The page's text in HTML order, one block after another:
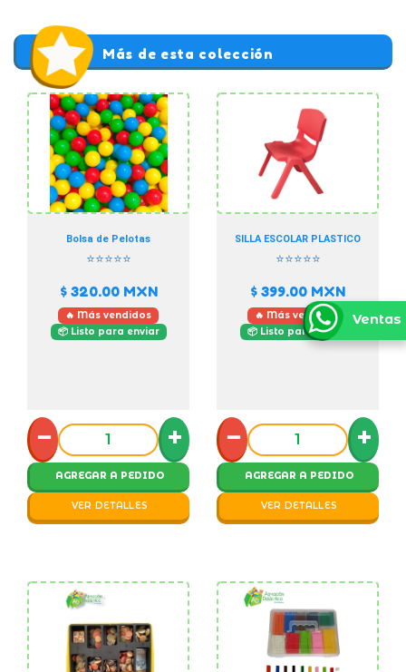
Más de esta colección
Bolsa de Pelotas
⭐⭐⭐⭐⭐
$ 320.00MXN
🔥 Más vendidos
📦 Listo para enviar
− +
AGREGAR A PEDIDO
VER DETALLES
SILLA ESCOLAR PLASTICO
⭐⭐⭐⭐⭐
$ 399.00 MXN
🔥 Más vendidos
📦 Listo para enviar
− +
AGREGAR A PEDIDO
VER DETALLES
Ventas